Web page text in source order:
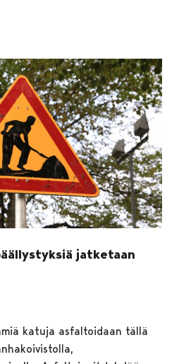
jatketaan
katuja asfaltoidaan tällä